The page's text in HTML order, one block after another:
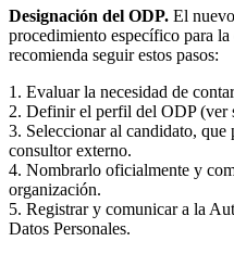
Designación del ODP. El
procedimiento específico para
recomienda seguir estos pasos:
1. Evaluar la necesidad de
2. Definir el perfil del ODP (ver
3. Seleccionar al candidato, que
consultor externo.
4. Nombrarlo oficialmente y
organización.
5. Registrar y comunicar a la
Datos Personales.